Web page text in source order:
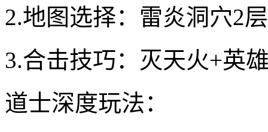
2.地图选择：雷炎洞穴2
3.合击技巧：灭天火+英
道士深度玩法：